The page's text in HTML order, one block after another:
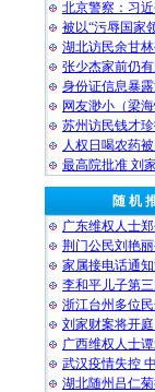
北京警察：习
被以“污辱国家
湖北访民余甘
张少杰家前仍
身份证信息暴
网友渺小（梁
苏州访民钱才
人权日喝农药
最高院批准 刘
随 机
广东维权人士
荆门公民刘艳
家属接电话通
李和平儿子第
浙江台州多位
刘家财案将开
广西维权人士
武汉疫情失控
湖北随州吕仁